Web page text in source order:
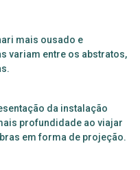
mais ousado e
variam entre os abstratos,
da instalação
profundidade ao viajar
em forma de projeção.